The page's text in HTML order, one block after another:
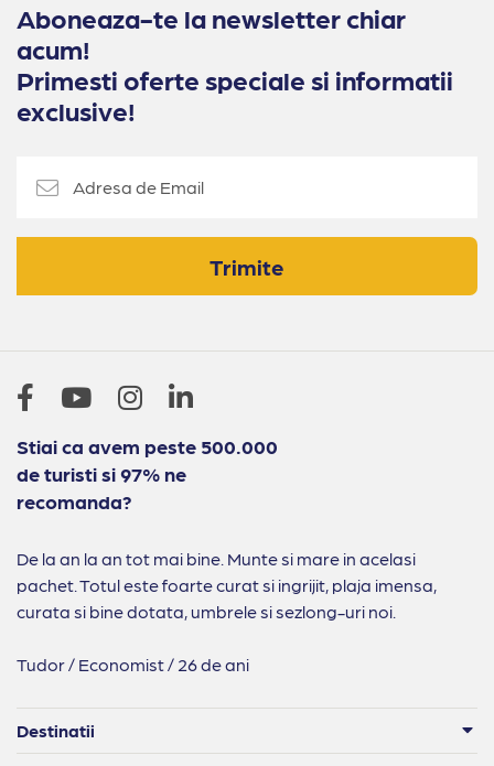
Aboneaza-te la newsletter chiar
acum!
Primesti oferte speciale si informatii
exclusive!
Trimite
Stiai ca avem peste 500.000
de turisti si 97% ne
recomanda?
De la an la an tot mai bine. Munte si mare in acelasi
pachet. Totul este foarte curat si ingrijit, plaja imensa,
curata si bine dotata, umbrele si sezlong-uri noi.
Tudor / Economist / 26 de ani
Destinatii